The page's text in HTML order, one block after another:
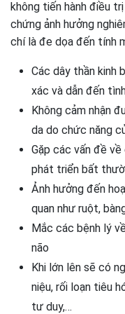
không tiến hành điều
chứng ảnh hưởng
chí là đe dọa đến tính
Các dây thần kinh
xác và dẫn đến
Không cảm nhận
da do chức năng
Gặp các vấn đề
phát triển bất
Ảnh hưởng đến
quan như ruột,
Mắc các bệnh lý
não
Khi lớn lên sẽ có
niệu, rối loạn tiêu
tư duy,…